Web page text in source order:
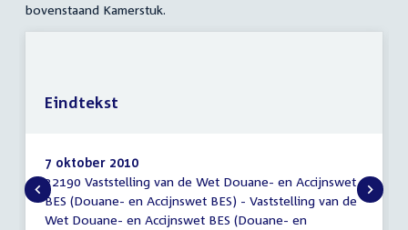
bovenstaand Kamerstuk.
Eindtekst
7 oktober 2010
32190 Vaststelling van de Wet Douane- en Accijnswet
BES (Douane- en Accijnswet BES) - Vaststelling van de
Wet Douane- en Accijnswet BES (Douane- en
Eindtekst